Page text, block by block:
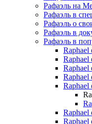
Рафаэль на
Рафаэль в
Рафаэль о
Рафаэль в
Рафаэль в
Raphael
Raphael
Raphael
Raphael
Raphael
Raphael